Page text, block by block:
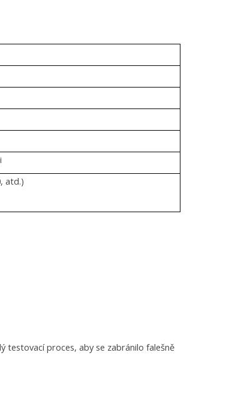
atd.)
testovací proces, aby se zabránilo falešně